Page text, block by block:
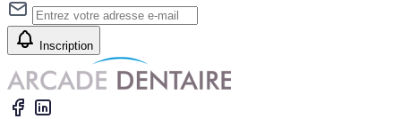
Inscription